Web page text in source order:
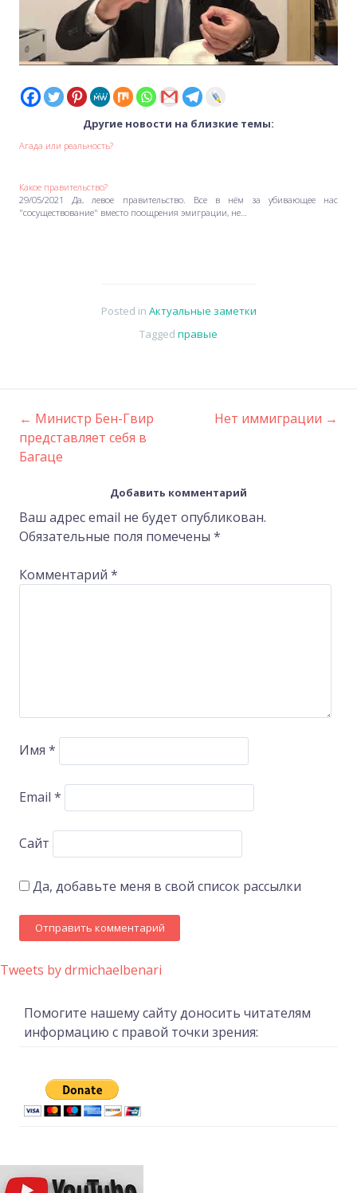
Другие новости на близкие темы:
Агада или реальность?
Какое правительство?
29/05/2021 Да, левое правительство. Все в нём за убивающее нас
"сосуществование" вместо поощрения эмиграции, не…
Posted in Актуальные заметки
Tagged правые
Post
navigation
← Министр Бен-Гвир
представляет себя в
Багаце
Нет иммиграции →
Добавить комментарий
Ваш адрес email не будет опубликован.
Обязательные поля помечены *
Комментарий *
Имя *
Email *
Сайт
Да, добавьте меня в свой список рассылки
Tweets by drmichaelbenari
Помогите нашему сайту доносить читателям
информацию с правой точки зрения: